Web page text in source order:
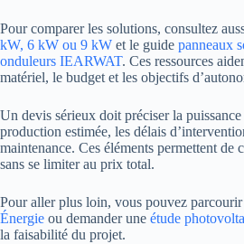
Pour comparer les solutions, consultez
kW, 6 kW ou 9 kW et le guide panneaux
onduleurs IEARWAT. Ces ressources
matériel, le budget et les objectifs
Un devis sérieux doit préciser la
production estimée, les délais
maintenance. Ces éléments permettent de
sans se limiter au prix total.
Pour aller plus loin, vous pouvez parcourir
Énergie ou demander une étude
la faisabilité du projet.